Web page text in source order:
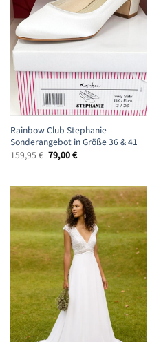
Rainbow Club Stephanie –
Sonderangebot in Größe 36 & 41
159,95€ Ursprünglicher
Preis
79,00€Aktueller